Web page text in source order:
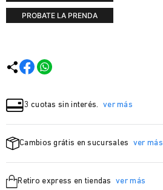
PROBATE LA PRENDA
3 cuotas sin interés. ver más
Cambios grátis en sucursales ver más
Retiro express en tiendas ver más